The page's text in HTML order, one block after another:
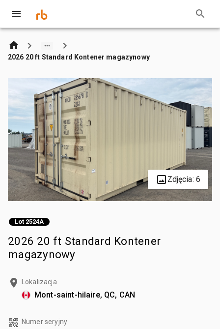
2026 20 ft Standard Kontener magazynowy
Zdjęcia: 6
Lot 2524A
2026 20 ft Standard Kontener
magazynowy
Lokalizacja
Mont-saint-hilaire, QC, CAN
Numer seryjny